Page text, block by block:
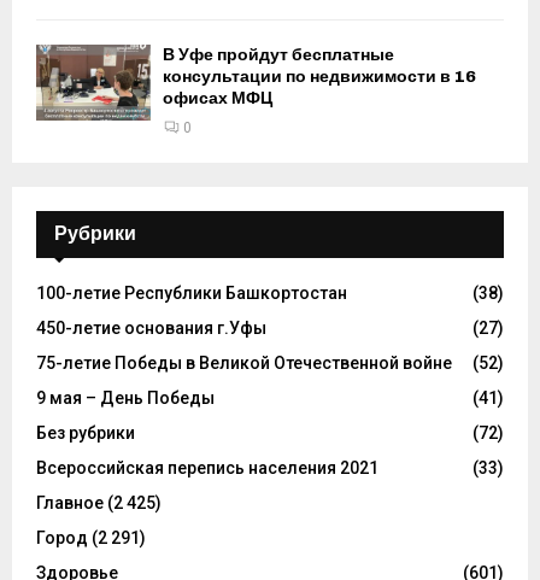
В Уфе пройдут бесплатные
консультации по недвижимости в 16
офисах МФЦ
0
Рубрики
100-летие Республики Башкортостан
(38)
450-летие основания г.Уфы
(27)
75-летие Победы в Великой Отечественной войне
(52)
9 мая – День Победы
(41)
Без рубрики
(72)
Всероссийская перепись населения 2021
(33)
Главное (2 425)
Город (2 291)
Здоровье
(601)